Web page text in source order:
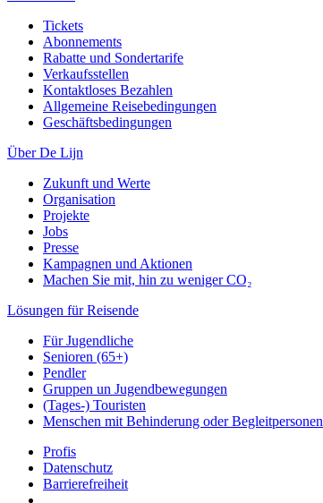
Tickets
Abonnements
Rabatte und Sondertarife
Verkaufsstellen
Kontaktloses Bezahlen
Allgemeine Reisebedingungen
Geschäftsbedingungen
Über De Lijn
Zukunft und Werte
Organisation
Projekte
Jobs
Presse
Kampagnen und Aktionen
Machen Sie mit, hin zu weniger CO₂
Lösungen für Reisende
Für Jugendliche
Senioren (65+)
Pendler
Gruppen un Jugendbewegungen
(Tages-) Touristen
Menschen mit Behinderung oder Begleitpersonen
Profis
Datenschutz
Barrierefreiheit